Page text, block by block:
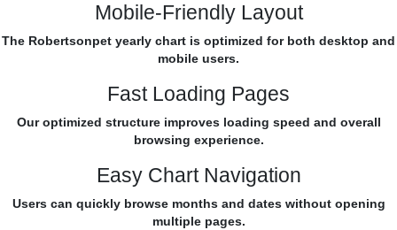
Mobile-Friendly Layout
The Robertsonpet yearly chart is optimized for both desktop and
mobile users.
Fast Loading Pages
Our optimized structure improves loading speed and overall
browsing experience.
Easy Chart Navigation
Users can quickly browse months and dates without opening
multiple pages.